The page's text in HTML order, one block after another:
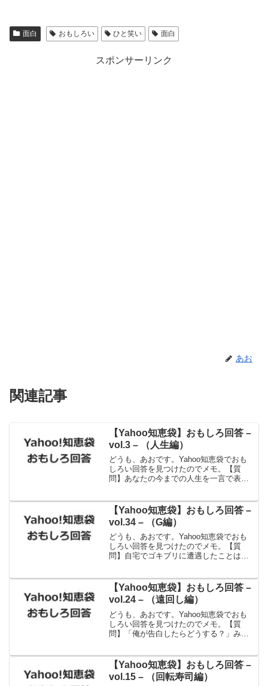
面白 おもしろい ひと笑い 面白
スポンサーリンク
あお
関連記事
【Yahoo知恵袋】おもしろ回答 –
vol.3 – （人生編）
どうも、あおです。Yahoo知恵袋でおも
しろい回答を見つけたのでメモ。【質
問】あなたの今までの人生を一言で表す
却できるよう頑張らないと。
【Yahoo知恵袋】おもしろ回答 –
vol.34 – （G編）
どうも、あおです。Yahoo知恵袋でおも
しろい回答を見つけたのでメモ。【質
問】自宅でゴキブリに遭遇したことはあ
速攻でブラックキャップを買い、そこい
ら中に仕掛ける。若い頃...
【Yahoo知恵袋】おもしろ回答 –
vol.24 – （遠回し編）
どうも、あおです。Yahoo知恵袋でおも
しろい回答を見つけたのでメモ。【質
問】「俺が告白したらどうする？」みた
しょう。告白して振られるのが怖い。こ
んなオトコを関西では「...
【Yahoo知恵袋】おもしろ回答 –
vol.15 – （回転寿司編）